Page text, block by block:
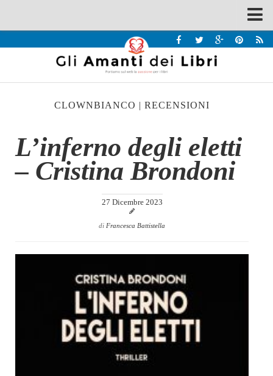
Recensioni
Interviste & Incontri
Chi siamo
Contatti
Dicono di Noi
Rassegna Stampa
CLOWNBIANCO | RECENSIONI
L’inferno degli eletti
– Cristina Brondoni
27 Dicembre 2023
di Francesca Battistella